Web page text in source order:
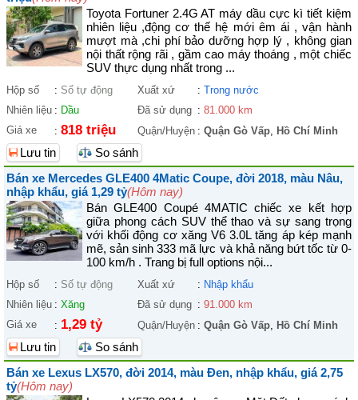
Toyota Fortuner 2.4G AT máy dầu cực kì tiết kiệm
nhiên liệu ,động cơ thế hệ mới êm ái , vận hành
mượt mà ,chi phí bảo dưỡng hợp lý , không gian
nội thất rộng rãi , gầm cao máy thoáng , một chiếc
SUV thực dụng nhất trong ...
Hộp số : Số tự động Xuất xứ : Trong nước
Nhiên liệu : Dầu Đã sử dụng : 81.000 km
Giá xe
: 818 triệu Quận/Huyện : Quận Gò Vấp, Hồ Chí Minh
Lưu tin
So sánh
Bán xe Mercedes GLE400 4Matic Coupe, đời 2018, màu Nâu,
nhập khẩu, giá 1,29 tỷ(Hôm nay)
Bán GLE400 Coupé 4MATIC chiếc xe kết hợp
giữa phong cách SUV thể thao và sự sang trọng
với khối động cơ xăng V6 3.0L tăng áp kép mạnh
mẽ, sản sinh 333 mã lực và khả năng bứt tốc từ 0-
100 km/h . Trang bị full options nội...
Hộp số : Số tự động Xuất xứ : Nhập khẩu
Nhiên liệu : Xăng Đã sử dụng : 91.000 km
Giá xe
: 1,29 tỷ Quận/Huyện : Quận Gò Vấp, Hồ Chí Minh
Lưu tin
So sánh
Bán xe Lexus LX570, đời 2014, màu Đen, nhập khẩu, giá 2,75
tỷ(Hôm nay)